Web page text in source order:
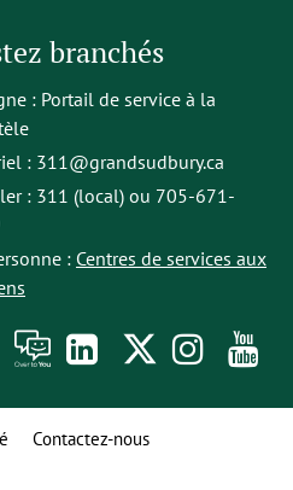
branchés
: Portail de service à la
: 311@grandsudbury.ca
: 311 (local) ou 705-671-
: Centres de services aux
Like À
toi
la
opens
in
a
Follow
us us
Contactez-nous